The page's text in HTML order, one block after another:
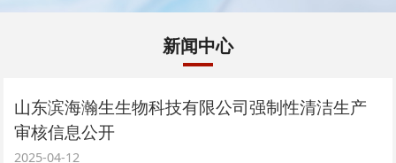
新闻中心
山东滨海瀚生生物科技有限公司强制性清洁生产
审核信息公开
2025-04-12